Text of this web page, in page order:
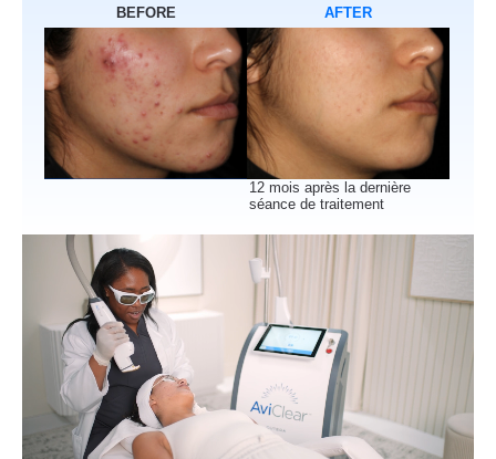
BEFORE AFTER
12 mois après la dernière
séance de traitement